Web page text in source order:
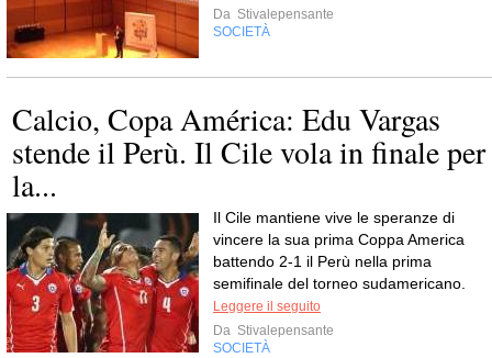
Da Stivalepensante
SOCIETÀ
Calcio, Copa América: Edu Vargas
stende il Perù. Il Cile vola in finale per
la...
Il Cile mantiene vive le speranze di
vincere la sua prima Coppa America
battendo 2-1 il Perù nella prima
semifinale del torneo sudamericano.
Leggere il seguito
Da Stivalepensante
SOCIETÀ